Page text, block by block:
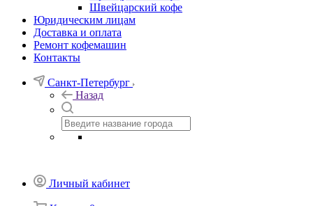
Швейцарский кофе
Юридическим лицам
Доставка и оплата
Ремонт кофемашин
Контакты
Санкт-Петербург
Назад
Личный кабинет